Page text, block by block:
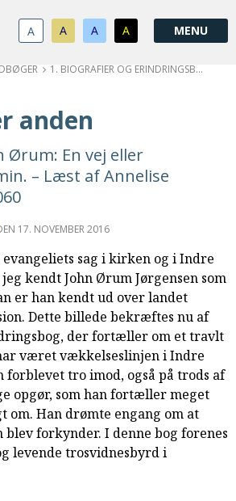
A A A A
1. BIOGRAFIER OG ERINDRINGSBØGER
anden
Ørum: En vej eller
– Læst af Annelise
17. NOVEMBER 2016
sag i kirken og i Indre
kendt John Ørum Jørgensen som
er han kendt ud over landet
Dette billede bekræftes nu af
der fortæller om et travlt
været vækkelseslinjen i Indre
forblevet tro imod, også på trods af
opgør, som han fortæller meget
Han drømte engang om at
forkynder. I denne bog forenes
levende trosvidnesbyrd i